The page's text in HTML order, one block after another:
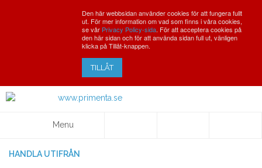
Den här webbsidan använder cookies för att fungera fullt
ut. För mer information om vad som finns i våra cookies,
se vår Privacy Policy-sida. För att acceptera cookies på
den här sidan och för att använda sidan full ut, vänligen
klicka på Tillåt-knappen.
TILLÅT
Menu
HANDLA UTIFRÅN